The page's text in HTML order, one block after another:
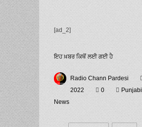
[ad_2]
ਇਹ ਖ਼ਬਰ ਕਿਥੋਂ ਲਈ ਗਈ ਹੈ
Radio Chann Pardesi
2022
0
Punjabi
News